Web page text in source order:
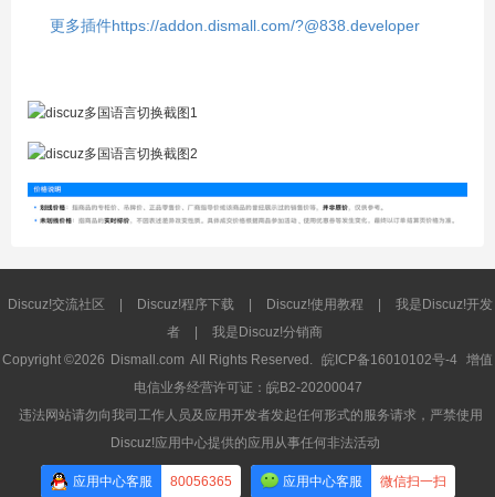
更多插件https://addon.dismall.com/?@838.developer
Discuz!交流社区 Discuz!程序下载 Discuz!使用教程
我是Discuz!开发
者
我是Discuz!分销商
Copyright ©2026 Dismall.com All Rights Reserved. 皖ICP备16010102号-4 增值
电信业务经营许可证：皖B2-20200047
违法网站请勿向我司工作人员及应用开发者发起任何形式的服务请求，严禁使用
Discuz!应用中心提供的应用从事任何非法活动
应用中心客服 80056365 应用中心客服 微信扫一扫